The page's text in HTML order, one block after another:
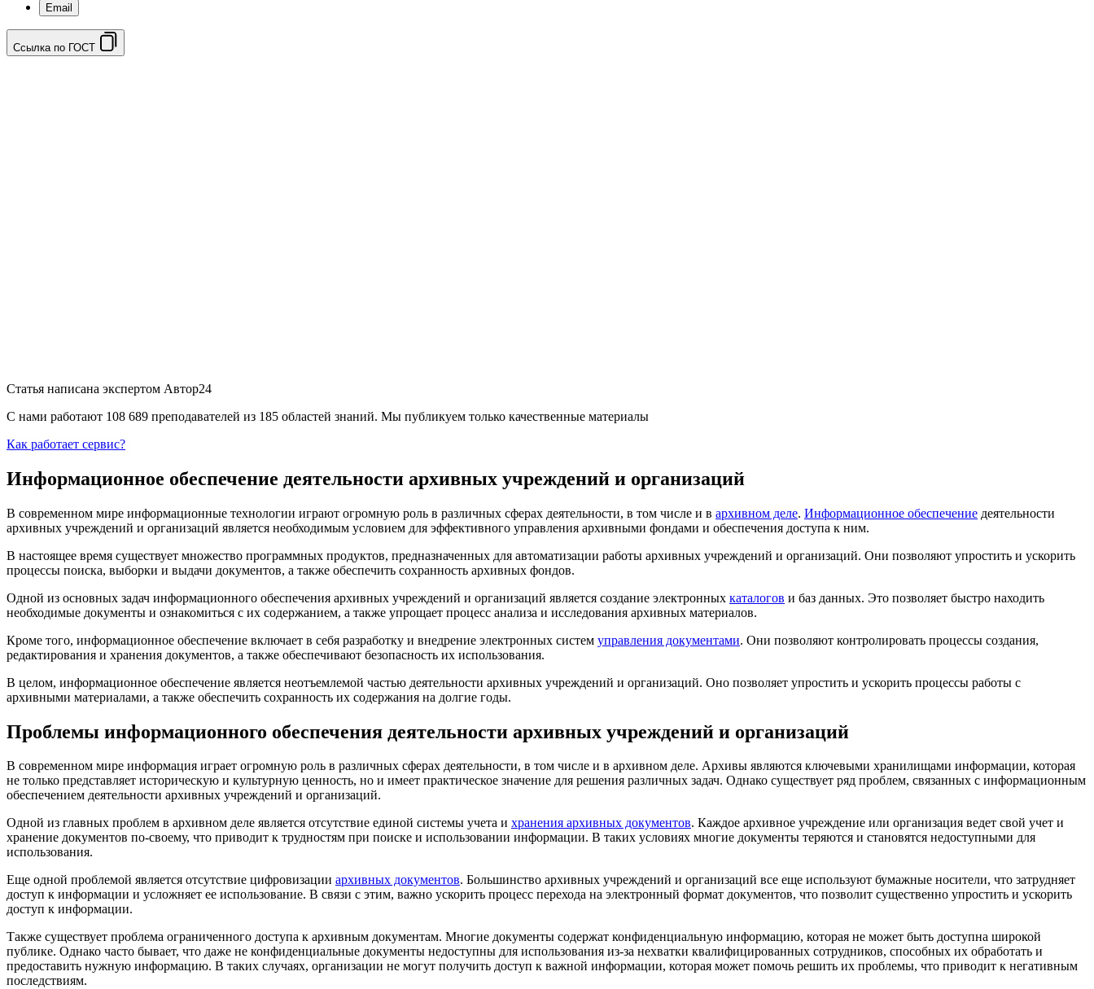
Email
Ссылка по ГОСТ
Статья написана экспертом Автор24
С нами работают 108 689 преподавателей из 185 областей знаний. Мы публикуем только качественные материалы
Как работает сервис?
Информационное обеспечение деятельности архивных учреждений и организаций
В современном мире информационные технологии играют огромную роль в различных сферах деятельности, в том числе и в архивном деле. Информационное обеспечение деятельности
архивных учреждений и организаций является необходимым условием для эффективного управления архивными фондами и обеспечения доступа к ним.
В настоящее время существует множество программных продуктов, предназначенных для автоматизации работы архивных учреждений и организаций. Они позволяют упростить и ускорить
процессы поиска, выборки и выдачи документов, а также обеспечить сохранность архивных фондов.
Одной из основных задач информационного обеспечения архивных учреждений и организаций является создание электронных каталогов и баз данных. Это позволяет быстро находить
необходимые документы и ознакомиться с их содержанием, а также упрощает процесс анализа и исследования архивных материалов.
Кроме того, информационное обеспечение включает в себя разработку и внедрение электронных систем управления документами. Они позволяют контролировать процессы создания,
редактирования и хранения документов, а также обеспечивают безопасность их использования.
В целом, информационное обеспечение является неотъемлемой частью деятельности архивных учреждений и организаций. Оно позволяет упростить и ускорить процессы работы с
архивными материалами, а также обеспечить сохранность их содержания на долгие годы.
Проблемы информационного обеспечения деятельности архивных учреждений и организаций
В современном мире информация играет огромную роль в различных сферах деятельности, в том числе и в архивном деле. Архивы являются ключевыми хранилищами информации, которая
не только представляет историческую и культурную ценность, но и имеет практическое значение для решения различных задач. Однако существует ряд проблем, связанных с информационным
обеспечением деятельности архивных учреждений и организаций.
Одной из главных проблем в архивном деле является отсутствие единой системы учета и хранения архивных документов. Каждое архивное учреждение или организация ведет свой учет и
хранение документов по-своему, что приводит к трудностям при поиске и использовании информации. В таких условиях многие документы теряются и становятся недоступными для
использования.
Еще одной проблемой является отсутствие цифровизации архивных документов. Большинство архивных учреждений и организаций все еще используют бумажные носители, что затрудняет
доступ к информации и усложняет ее использование. В связи с этим, важно ускорить процесс перехода на электронный формат документов, что позволит существенно упростить и ускорить
доступ к информации.
Также существует проблема ограниченного доступа к архивным документам. Многие документы содержат конфиденциальную информацию, которая не может быть доступна широкой
публике. Однако часто бывает, что даже не конфиденциальные документы недоступны для использования из-за нехватки квалифицированных сотрудников, способных их обработать и
предоставить нужную информацию. В таких случаях, организации не могут получить доступ к важной информации, которая может помочь решить их проблемы, что приводит к негативным
последствиям.